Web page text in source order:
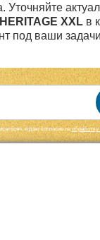
Уточняйте
XXL в
под ваши
я даю cогласие на